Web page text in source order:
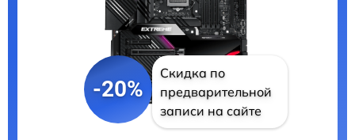
-20%
Скидка по
предварительной
записи на сайте